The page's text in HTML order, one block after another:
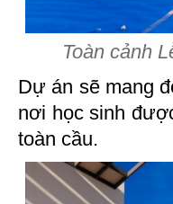
Toàn cảnh
Dự án sẽ mang
nơi học sinh
toàn cầu.